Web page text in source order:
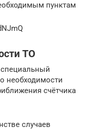
пунктам
ТО
необходимости
счётчика
случаев